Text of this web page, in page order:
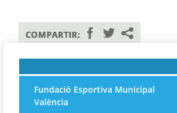
Fundació Esportiva Municipal
València